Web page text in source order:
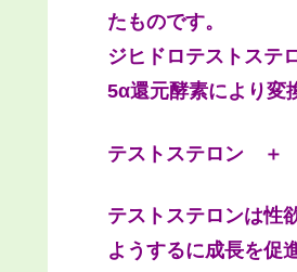
たものです。
ジヒドロテストステ
5α還元酵素により変
テストステロン ＋
テストステロンは性
ようするに成長を促